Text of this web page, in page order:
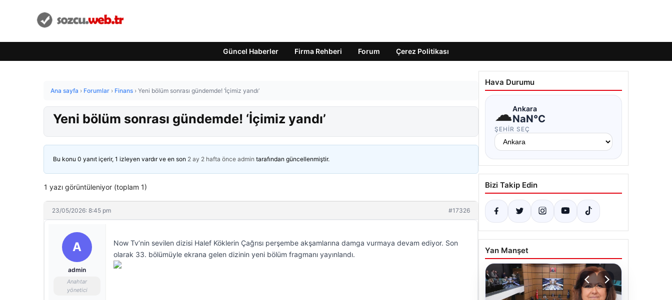
Güncel Haberler Firma Rehberi Forum Çerez Politikası
Ana sayfa › Forumlar › Finans › Yeni bölüm sonrası gündemde! ‘İçimiz yandı’
Yeni bölüm sonrası gündemde! ‘İçimiz yandı’
Bu konu 0 yanıt içerir, 1 izleyen vardır ve en son 2 ay 2 hafta önce admin tarafından güncellenmiştir.
1 yazı görüntüleniyor (toplam 1)
23/05/2026: 8:45 pm #17326
A
admin
Anahtar
yönetici
Now Tv’nin sevilen dizisi Halef Köklerin Çağrısı perşembe akşamlarına damga vurmaya devam ediyor. Son
olarak 33. bölümüyle ekrana gelen dizinin yeni bölüm fragmanı yayınlandı.
Hava Durumu
☁Ankara
NaN°C
ŞEHIR SEÇ
Bizi Takip Edin
Yan Manşet